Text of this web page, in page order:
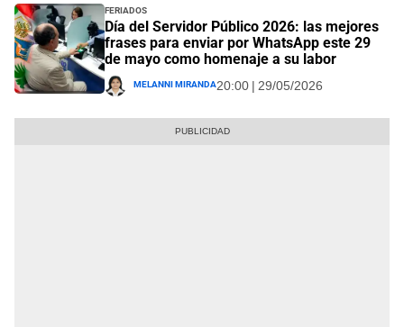
Feriados
Día del Servidor Público 2026: las mejores
frases para enviar por WhatsApp este 29
de mayo como homenaje a su labor
Melanni Miranda20:00 | 29/05/2026